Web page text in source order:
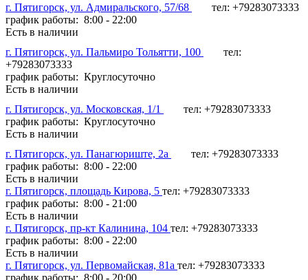
г. Пятигорск, ул. Адмиральского, 57/68
тел: +79283073333
график работы: 8:00 - 22:00
Есть в наличии
г. Пятигорск, ул. Пальмиро Тольятти, 100
тел:
+79283073333
график работы: Круглосуточно
Есть в наличии
г. Пятигорск, ул. Московская, 1/1
тел: +79283073333
график работы: Круглосуточно
Есть в наличии
г. Пятигорск, ул. Панагюриште, 2а
тел: +79283073333
график работы: 8:00 - 22:00
Есть в наличии
г. Пятигорск, площадь Кирова, 5 тел: +79283073333
график работы: 8:00 - 21:00
Есть в наличии
г. Пятигорск, пр-кт Калинина, 104 тел: +79283073333
график работы: 8:00 - 22:00
Есть в наличии
г. Пятигорск, ул. Первомайская, 81а тел: +79283073333
график работы: 8:00 - 20:00